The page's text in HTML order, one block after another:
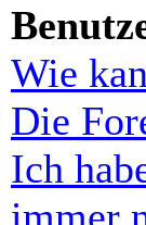
Wie
Die
Ich